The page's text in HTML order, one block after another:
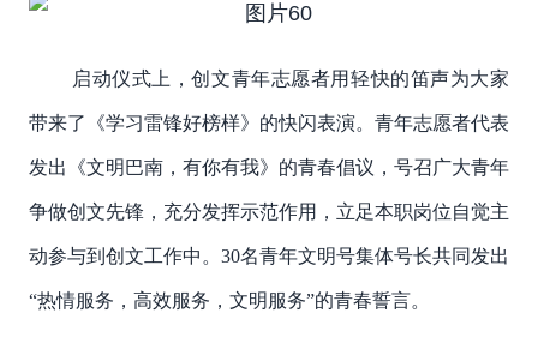
启动仪式上，创文青年志愿者用轻快的笛声为大家
带来了《学习雷锋好榜样》的快闪表演。青年志愿者代表
发出《文明巴南，有你有我》的青春倡议，号召广大青年
争做创文先锋，充分发挥示范作用，立足本职岗位自觉主
动参与到创文工作中。30名青年文明号集体号长共同发出
“热情服务，高效服务，文明服务”的青春誓言。